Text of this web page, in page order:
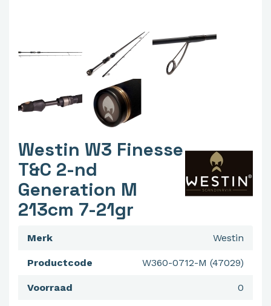
Westin W3 Finesse
T&C 2-nd
Generation M
213cm 7-21gr
Westin
Merk
W360-0712-M (47029)
Productcode
0
Voorraad